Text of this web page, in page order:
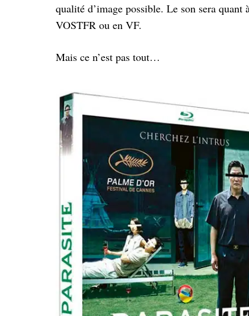
qualité d’image possible. Le son sera
VOSTFR ou en VF.
Mais ce n’est pas tout…